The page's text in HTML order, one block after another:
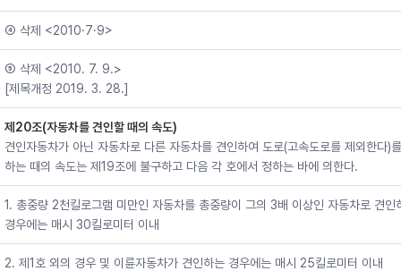
④ 삭제 <2010·7·9>
⑤ 삭제 <2010. 7. 9.>
[제목개정 2019. 3. 28.]
제20조(자동차를 견인할 때의 속도)
견인자동차가 아닌 자동차로 다른 자동차를 견인하여 도로(고속도로를 제외한다)
하는 때의 속도는 제19조에 불구하고 다음 각 호에서 정하는 바에 의한다.
1. 총중량 2천킬로그램 미만인 자동차를 총중량이 그의 3배 이상인 자동차로 견인
경우에는 매시 30킬로미터 이내
2. 제1호 외의 경우 및 이륜자동차가 견인하는 경우에는 매시 25킬로미터 이내